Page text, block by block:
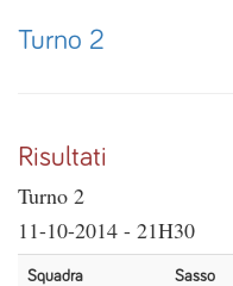
Turno 2
Risultati
Turno 2
11-10-2014 - 21H30
Squadra Sasso